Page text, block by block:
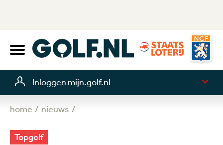
Inloggen mijn.golf.nl
home nieuws
Topgolf